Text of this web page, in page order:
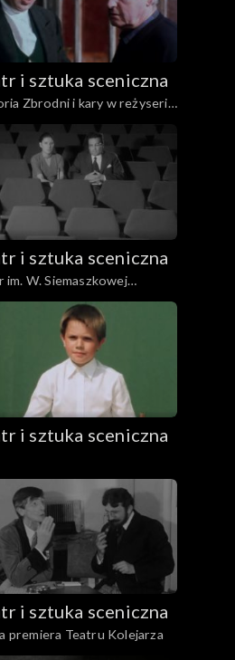
i sztuka sceniczna
Zbrodni i kary w reżyserii
Wajdy
i sztuka sceniczna
im. W. Siemaszkowej
i sztuka sceniczna
i sztuka sceniczna
premiera Teatru Kolejarza